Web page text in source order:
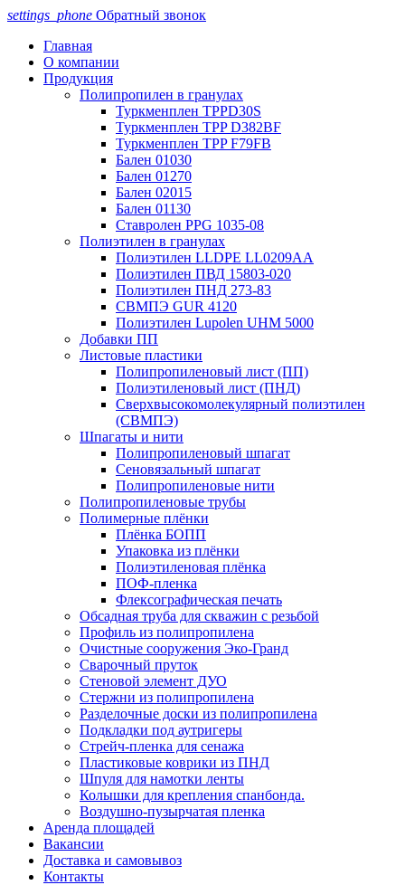
settings_phone Обратный звонок
Главная
О компании
Продукция
Полипропилен в гранулах
Туркменплен TPPD30S
Туркменплен TPP D382BF
Туркменплен TPP F79FB
Бален 01030
Бален 01270
Бален 02015
Бален 01130
Ставролен PPG 1035-08
Полиэтилен в гранулах
Полиэтилен LLDPE LL0209AA
Полиэтилен ПВД 15803-020
Полиэтилен ПНД 273-83
СВМПЭ GUR 4120
Полиэтилен Lupolen UHM 5000
Добавки ПП
Листовые пластики
Полипропиленовый лист (ПП)
Полиэтиленовый лист (ПНД)
Сверхвысокомолекулярный полиэтилен
(СВМПЭ)
Шпагаты и нити
Полипропиленовый шпагат
Сеновязальный шпагат
Полипропиленовые нити
Полипропиленовые трубы
Полимерные плёнки
Плёнка БОПП
Упаковка из плёнки
Полиэтиленовая плёнка
ПОФ-пленка
Флексографическая печать
Обсадная труба для скважин с резьбой
Профиль из полипропилена
Очистные сооружения Эко-Гранд
Сварочный пруток
Стеновой элемент ДУО
Стержни из полипропилена
Разделочные доски из полипропилена
Подкладки под аутригеры
Cтрейч-пленка для сенажа
Пластиковые коврики из ПНД
Шпуля для намотки ленты
Колышки для крепления спанбонда.
Воздушно-пузырчатая пленка
Аренда площадей
Вакансии
Доставка и самовывоз
Контакты